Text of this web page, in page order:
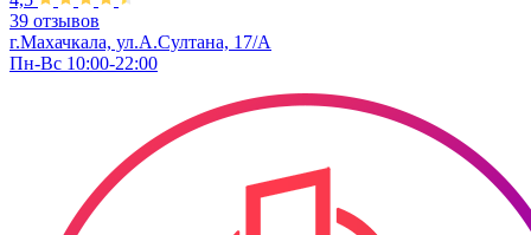
39 отзывов
г.Махачкала, ул.А.Султана, 17/А
Пн-Вс 10:00-22:00